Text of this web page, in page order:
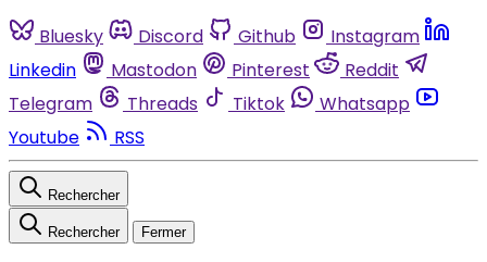
Bluesky Discord Github
Instagram
Linkedin
Mastodon Pinterest
Reddit
Telegram
Threads Tiktok
Whatsapp
Youtube
RSS
Rechercher
Rechercher Fermer